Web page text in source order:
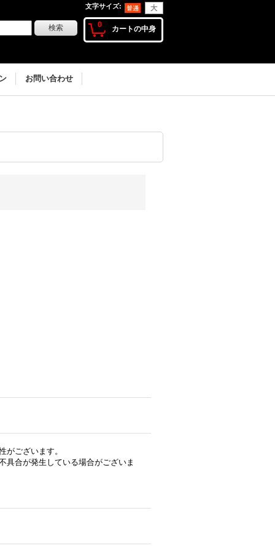
文字サイズ:
0 カートの中身
お問い合わせ
ございます。
具合が発生している場合がございま